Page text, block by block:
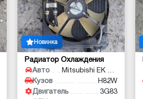
Новинка
Радиатор Охлаждения
Авто
Кузов
H82W
Двигатель
3G83